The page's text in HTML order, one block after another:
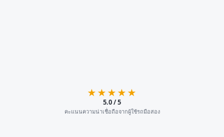
★★★★★
5.0 / 5
คะแนนความน่าเชื่อถือจากผู้ใช้รถมือสอง